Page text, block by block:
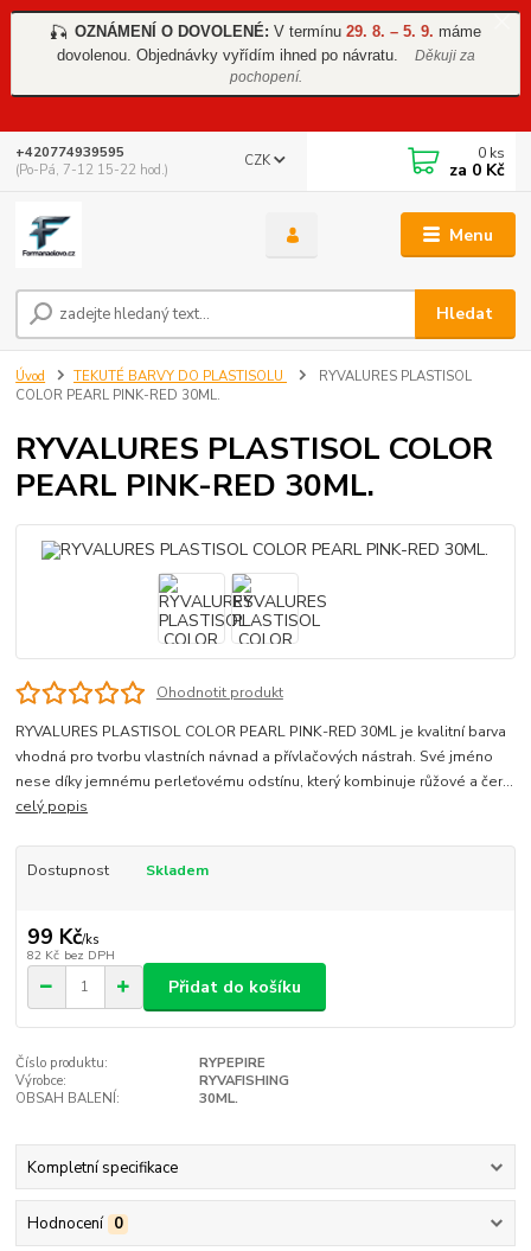
🎣 OZNÁMENÍ O DOVOLENÉ: V termínu 29. 8. – 5. 9. máme
dovolenou. Objednávky vyřídím ihned po návratu.
Děkuji za
pochopení.
Menu
CZK
Hledat
+420774939595
(Po-Pá, 7-12 15-22 hod.)
0 ks
za 0 Kč
Úvod TEKUTÉ BARVY DO PLASTISOLU
RYVALURES PLASTISOL
COLOR PEARL PINK-RED 30ML.
RYVALURES PLASTISOL COLOR
PEARL PINK-RED 30ML.
Ohodnotit produkt
RYVALURES PLASTISOL COLOR PEARL PINK-RED 30ML je kvalitní barva
vhodná pro tvorbu vlastních návnad a přívlačových nástrah. Své jméno
nese díky jemnému perleťovému odstínu, který kombinuje růžové a čer...
celý popis
Dostupnost Skladem
99 Kč/ks
82 Kč bez DPH
Přidat do košíku
Číslo produktu:
RYPEPIRE
Výrobce:
RYVAFISHING
OBSAH BALENÍ:
30ML.
Kompletní specifikace
Hodnocení 0